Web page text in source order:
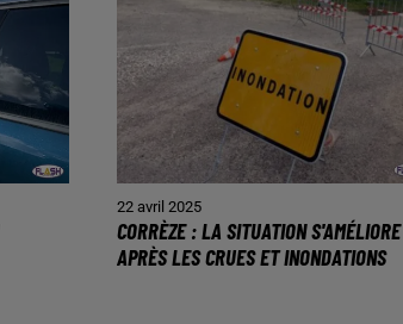
22 avril 2025
CORRÈZE : LA SITUATION S'AMÉLIORE
APRÈS LES CRUES ET INONDATIONS